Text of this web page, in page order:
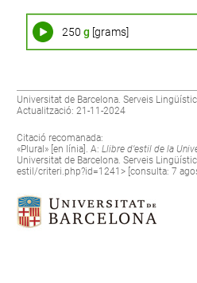
250 g [grams]
Universitat de Barcelona. Serveis
Actualització: 21-11-2024
Citació recomanada:
«Plural» [en línia]. A:Llibre d’estil de la
Universitat de Barcelona. Serveis
estil/criteri.php?id=1241> [consulta: 7